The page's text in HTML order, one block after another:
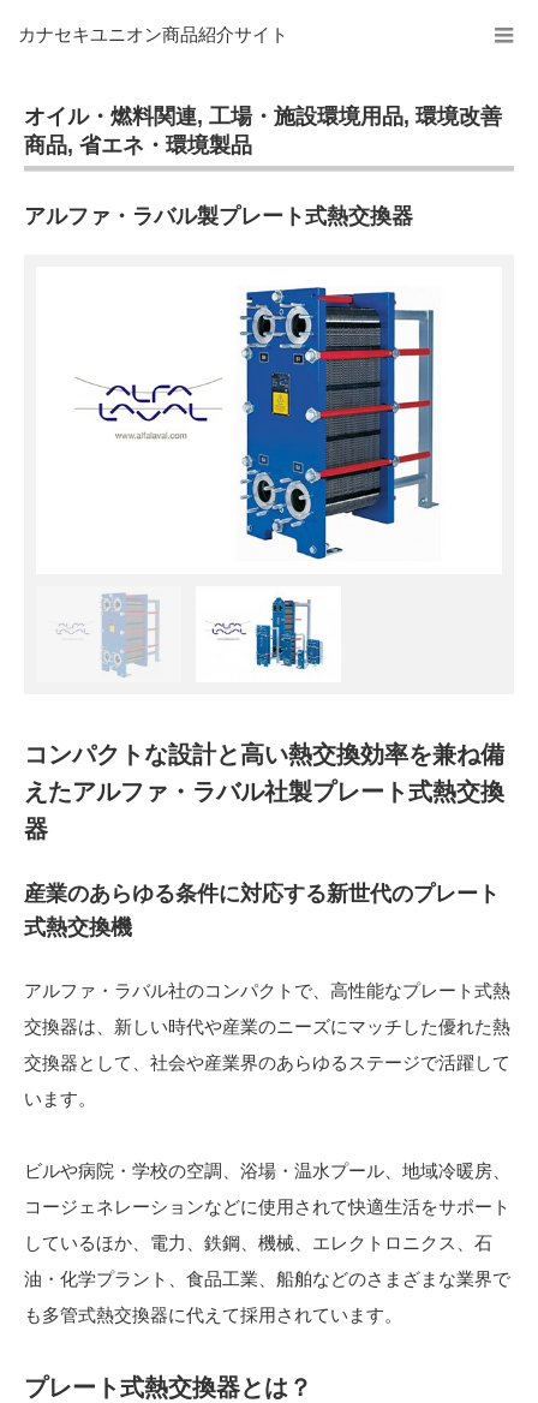
カナセキユニオン商品紹介サイト
オイル・燃料関連, 工場・施設環境用品, 環境改善
商品, 省エネ・環境製品
アルファ・ラバル製プレート式熱交換器
コンパクトな設計と高い熱交換効率を兼ね備
えたアルファ・ラバル社製プレート式熱交換
器
産業のあらゆる条件に対応する新世代のプレート
式熱交換機
アルファ・ラバル社のコンパクトで、高性能なプレート式熱
交換器は、新しい時代や産業のニーズにマッチした優れた熱
交換器として、社会や産業界のあらゆるステージで活躍して
います。
ビルや病院・学校の空調、浴場・温水プール、地域冷暖房、
コージェネレーションなどに使用されて快適生活をサポート
しているほか、電力、鉄鋼、機械、エレクトロニクス、石
油・化学プラント、食品工業、船舶などのさまざまな業界で
も多管式熱交換器に代えて採用されています。
プレート式熱交換器とは？